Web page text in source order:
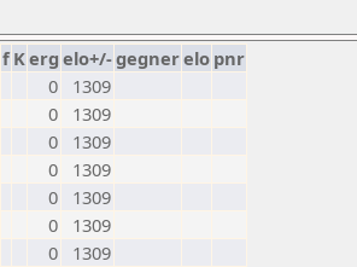
f Kerg elo+/-gegnerelo pnr
0
1309
0
1309
0
1309
0
1309
0
1309
0
1309
0
1309